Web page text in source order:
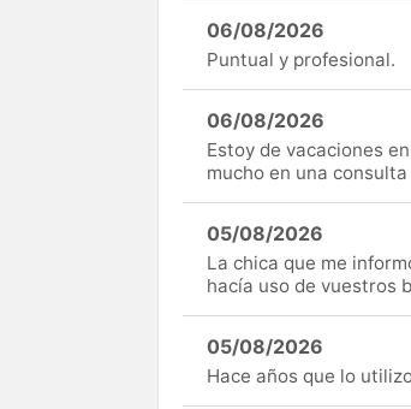
06/08/2026
Puntual y profesional.
06/08/2026
Estoy de vacaciones
mucho en una
05/08/2026
La chica que me
hacía uso de vuestros
05/08/2026
Hace años que lo